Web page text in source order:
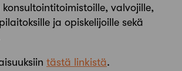
valvojille,
ja opiskelijoille sekä
tästä linkistä.